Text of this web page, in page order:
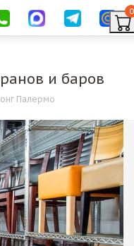
0
и баров
Палермо